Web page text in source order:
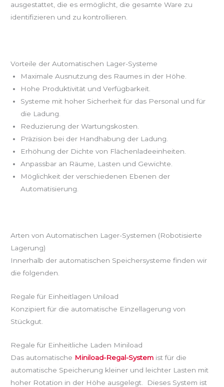
ausgestattet, die es ermöglicht, die gesamte Ware zu
identifizieren und zu kontrollieren.
Vorteile der Automatischen Lager-Systeme
Maximale Ausnutzung des Raumes in der Höhe.
Hohe Produktivität und Verfügbarkeit.
Systeme mit hoher Sicherheit für das Personal und für
die Ladung.
Reduzierung der Wartungskosten.
Präzision bei der Handhabung der Ladung.
Erhöhung der Dichte von Flächenladeeinheiten.
Anpassbar an Räume, Lasten und Gewichte.
Möglichkeit der verschiedenen Ebenen der
Automatisierung.
Arten von Automatischen Lager-Systemen (Robotisierte
Lagerung)
Innerhalb der automatischen Speichersysteme finden wir
die folgenden.
Regale für Einheitlagen Uniload
Konzipiert für die automatische Einzellagerung von
Stückgut.
Regale für Einheitliche Laden Miniload
Das automatische Miniload-Regal-System ist für die
automatische Speicherung kleiner und leichter Lasten mit
hoher Rotation in der Höhe ausgelegt. Dieses System ist